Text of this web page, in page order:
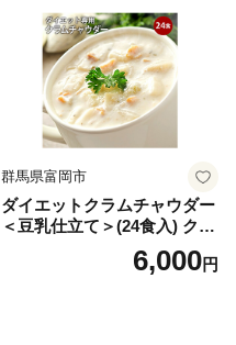
群馬県富岡市
ダイエットクラムチャウダー
＜豆乳仕立て＞(24食入) クラ
ムチャウダー 豆乳 ダイエッ
ト スープ プロテイン たんぱ
6,000円